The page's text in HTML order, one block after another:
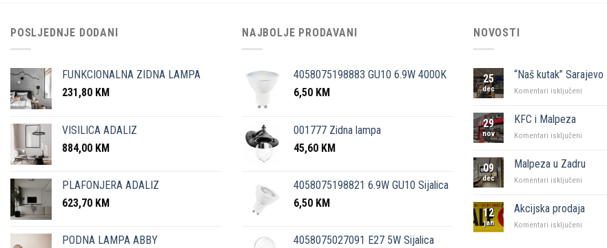
POSLJEDNJE DODANI
FUNKCIONALNA ZIDNA LAMPA
231,80 KM
VISILICA ADALIZ
884,00 KM
PLAFONJERA ADALIZ
623,70 KM
PODNA LAMPA ABBY
NAJBOLJE PRODAVANI
4058075198883 GU10 6.9W 4000K
6,50 KM
001777 Zidna lampa
45,60 KM
4058075198821 6.9W GU10 Sijalica
6,50 KM
4058075027091 E27 5W Sijalica
NOVOSTI
25
dec
“Naš kutak” Sarajevo
Komentari isključeni
29
nov
KFC i Malpeza
Komentari isključeni
Malpeza
09
dec
Malpeza u Zadru
Komentari isključeni
Zadru
12
jan
Akcijska prodaja
Komentari isključeni